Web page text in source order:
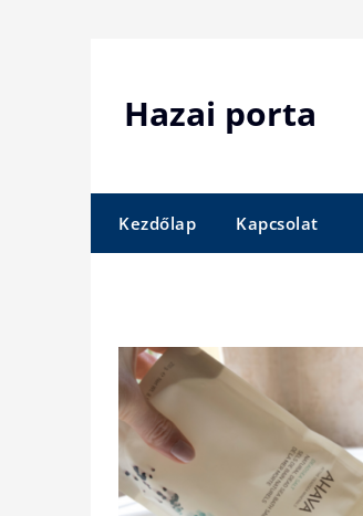
Hazai porta
Kezdőlap Kapcsolat